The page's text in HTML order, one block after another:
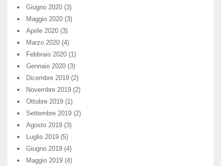
Giugno 2020 (3)
Maggio 2020 (3)
Aprile 2020 (3)
Marzo 2020 (4)
Febbraio 2020 (1)
Gennaio 2020 (3)
Dicembre 2019 (2)
Novembre 2019 (2)
Ottobre 2019 (1)
Settembre 2019 (2)
Agosto 2019 (3)
Luglio 2019 (5)
Giugno 2019 (4)
Maggio 2019 (4)